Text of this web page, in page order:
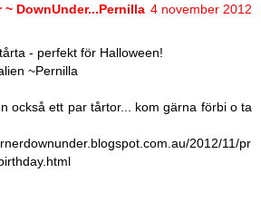
~ DownUnder...Pernilla 4 november 2012
- perfekt för Halloween!
~Pernilla
också ett par tårtor... kom gärna förbi o ta
2012/11/pr